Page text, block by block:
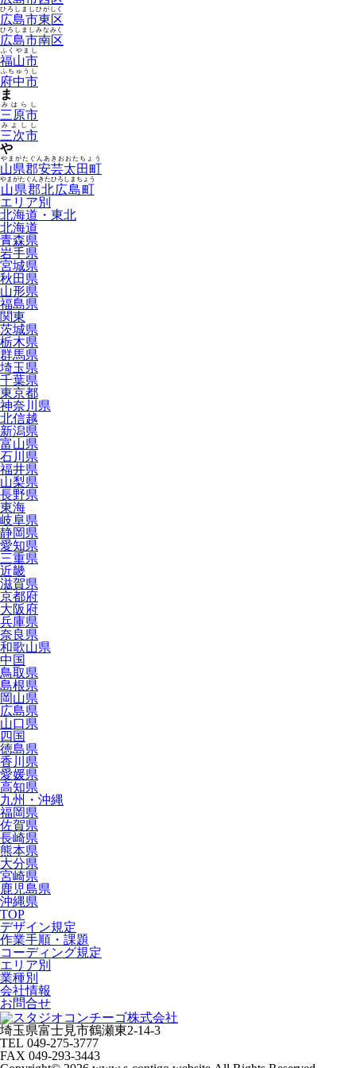
広島市東区
ひろしましひがしく
広島市南区
ひろしましみなみく
福山市
ふくやまし
府中市
ふちゅうし
ま
三原市
みはらし
三次市
みよしし
や
山県郡安芸太田町
やまがたぐんあきおおたちょう
山県郡北広島町
やまがたぐんきたひろしまちょう
エリア別
北海道・東北
北海道
青森県
岩手県
宮城県
秋田県
山形県
福島県
関東
茨城県
栃木県
群馬県
埼玉県
千葉県
東京都
神奈川県
北信越
新潟県
富山県
石川県
福井県
山梨県
長野県
東海
岐阜県
静岡県
愛知県
三重県
近畿
滋賀県
京都府
大阪府
兵庫県
奈良県
和歌山県
中国
鳥取県
島根県
岡山県
広島県
山口県
四国
徳島県
香川県
愛媛県
高知県
九州・沖縄
福岡県
佐賀県
長崎県
熊本県
大分県
宮崎県
鹿児島県
沖縄県
TOP
デザイン規定
作業手順・課題
コーディング規定
エリア別
業種別
会社情報
お問合せ
埼玉県富士見市鶴瀬東2-14-3
TEL 049-275-3777
FAX 049-293-3443